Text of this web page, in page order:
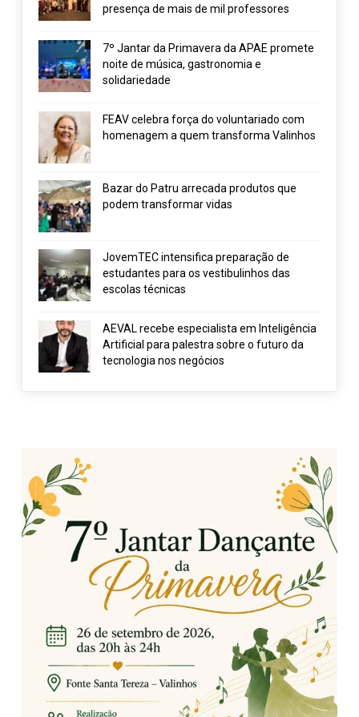
presença de mais de mil professores
7º Jantar da Primavera da APAE promete
noite de música, gastronomia e
solidariedade
FEAV celebra força do voluntariado com
homenagem a quem transforma Valinhos
Bazar do Patru arrecada produtos que
podem transformar vidas
JovemTEC intensifica preparação de
estudantes para os vestibulinhos das
escolas técnicas
AEVAL recebe especialista em Inteligência
Artificial para palestra sobre o futuro da
tecnologia nos negócios